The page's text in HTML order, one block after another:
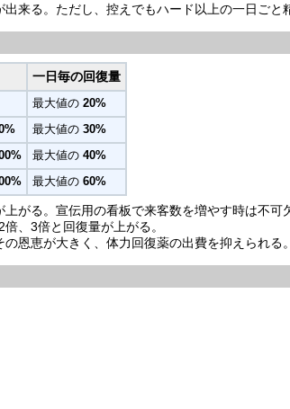
来る。ただし、控えでもハード以上の一日ごと
一日毎の回復量
最大値の 20%
最大値の 30%
最大値の 40%
最大値の 60%
がる。宣伝用の看板で来客数を増やす時は不可
、3倍と回復量が上がる。
恩恵が大きく、体力回復薬の出費を抑えられる。